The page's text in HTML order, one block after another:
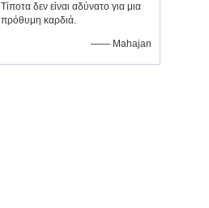
Τίποτα δεν είναι αδύνατο για μια
πρόθυμη καρδιά.
—— Mahajan